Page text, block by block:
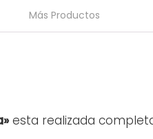
Más Productos
esta realizada